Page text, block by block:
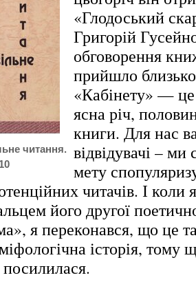
читання.
«Глодоський
Григорій
обговорення
прийшло
«Кабінету» — це
ясна річ,
книги. Для нас
відвідувачі – ми
мету
читачів. І коли
його другої
я переконався, що це
історія, тому
посилилася.